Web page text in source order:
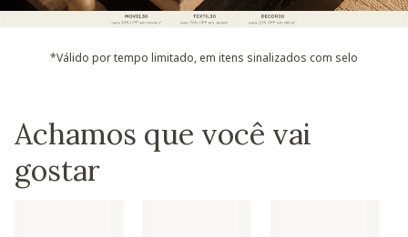
*Válido por tempo limitado, em itens sinalizados com selo
Achamos que você vai
gostar